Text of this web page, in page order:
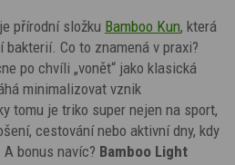
přírodní složku Bamboo Kun, která
bakterií. Co to znamená v praxi?
po chvíli „vonět“ jako klasická
minimalizovat vznik
tomu je triko super nejen na sport,
cestování nebo aktivní dny, kdy
bonus navíc? Bamboo Light